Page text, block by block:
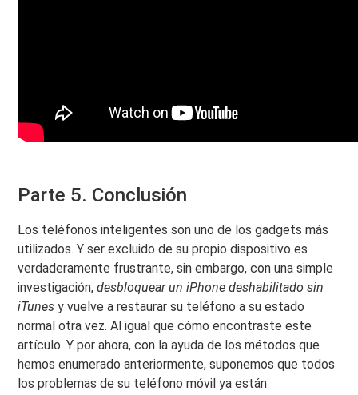
Parte 5. Conclusión
Los teléfonos inteligentes son uno de los gadgets más
utilizados. Y ser excluido de su propio dispositivo es
verdaderamente frustrante, sin embargo, con una simple
investigación,desbloquear un iPhone deshabilitado sin
iTunes y vuelve a restaurar su teléfono a su estado
normal otra vez. Al igual que cómo encontraste este
artículo. Y por ahora, con la ayuda de los métodos que
hemos enumerado anteriormente, suponemos que todos
los problemas de su teléfono móvil ya están